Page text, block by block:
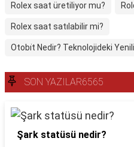
Rolex saat üretiliyor mu?
Rolex saat satılabilir mi?
Otobi̇t Nedir? Teknolojideki
SON YAZILAR6565
Şark statüsü nedir?